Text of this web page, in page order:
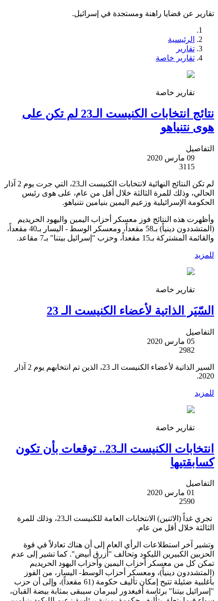
تقارير عن قضايا راهنة ومستجدة في إسرائيل.
الرئيسية
تقارير
تقارير خاصة
تقارير خاصة
نتائج انتخابات الكنيست الـ23 لم تكن على
هوى نتنياهو
التفاصيل
09 مارس 2020
3115
لم تكن النتائج النهائية لانتخابات الكنيست الـ23، التي جرت يوم 2 آذار
الحالي، وذلك للمرة الثالثة خلال أقل من عام، على هوى رئيس
الحكومة الإسرائيلية وزعيم اليمين بنيامين نتنياهو.
وأظهرت هذه النتائج فوز معسكر أحزاب اليمين واليهود الحريديم
(المتشددون دينياً) بـ58 مقعداً، ومعسكر الوسط - اليسار بـ40 مقعداً،
والقائمة المشتركة بـ15 مقعداً، وحزب "إسرائيل بيتنا" بـ7 مقاعد.
للمزيد
تقارير خاصة
السّيَر الذاتية لأعضاء الكنيست الـ 23
التفاصيل
05 مارس 2020
2982
السير الذاتية لأعضاء الكنيست الـ 23، الذين تم انتخابهم يوم 2 آذار
2020.
للمزيد
تقارير خاصة
انتخابات الكنيست الـ23.. توقعات بأن تكون
كسابقتيها
التفاصيل
01 مارس 2020
2590
تجري غداً (الاثنين) الانتخابات العامة للكنيست الـ23، وذلك للمرة
الثالثة خلال أقل من عام.
وتشير آخر استطلاعات الرأي العام إلى أن هناك تعادلاً في قوة
الحزبين الكبيرين الليكود وتحالف "أزرق أبيض". كما تشير إلى عدم
تمكن كل من معسكر أحزاب اليمين وأحزاب اليهود الحريديم
(المتشددون دينياً)، ومعسكر أحزاب الوسط- اليسار، من الفوز
بأغلبية ضئيلة تتيح إمكان تأليف حكومة (61 مقعداً)، وإلى أن حزب
"إسرائيل بيتنا" برئاسة أفيغدور ليبرمان سيبقى بمثابة بيضة القبان،